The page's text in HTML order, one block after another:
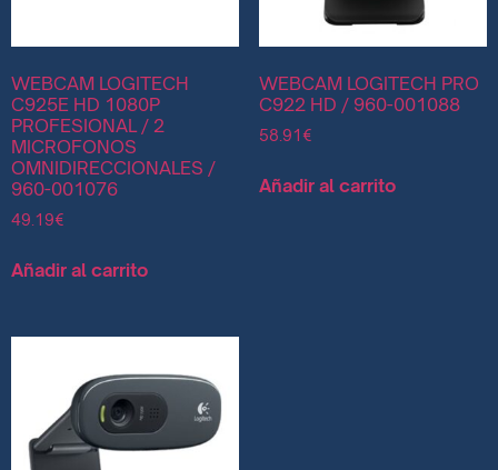
WEBCAM LOGITECH
C925E HD 1080P
PROFESIONAL / 2
MICROFONOS
OMNIDIRECCIONALES /
960-001076
49.19€
Añadir al carrito
WEBCAM LOGITECH PRO
C922 HD / 960-001088
58.91 €
Añadir al carrito